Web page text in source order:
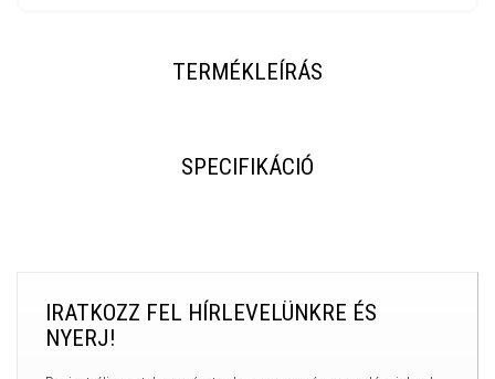
TERMÉKLEÍRÁS
SPECIFIKÁCIÓ
IRATKOZZ FEL HÍRLEVELÜNKRE ÉS
NYERJ!